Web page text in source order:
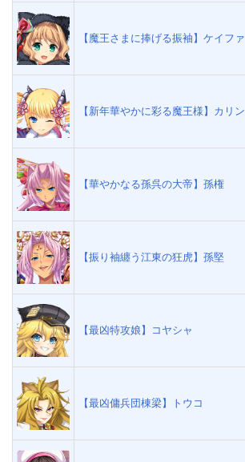
【魔王さまに捧げる振袖】ケイファ
【新年華やかに彩る魔王様】カリン
【華やかなる孫呉の大帝】孫権
【振り袖纏う江東の狂虎】孫堅
【最凶特攻娘】コヤシャ
【最凶傭兵団棟梁】トウコ